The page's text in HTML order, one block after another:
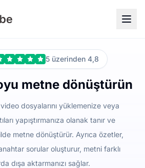
5 üzerinden 4,8
metne dönüştürün
dosyalarını yüklemenize veya
yapıştırmanıza olanak tanır ve
metne dönüştürür. Ayrıca özetler,
sorular oluşturur, metni farklı
dışa aktarmanızı sağlar.